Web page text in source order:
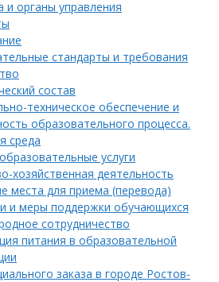
и органы управления
стандарты и требования
состав
техническое обеспечение и
образовательного процесса.
среда
услуги
хозяйственная деятельность
места для приема (перевода)
и меры поддержки обучающихся
сотрудничество
питания в образовательной
заказа в городе Ростов-